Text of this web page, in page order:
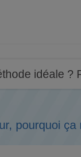
idéale ?
pourquoi ça